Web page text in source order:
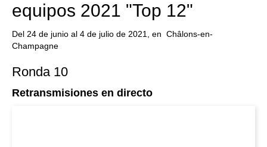
equipos 2021 "Top 12"
Del 24 de junio al 4 de julio de 2021, en Châlons-en-
Champagne
Ronda 10
Retransmisiones en directo